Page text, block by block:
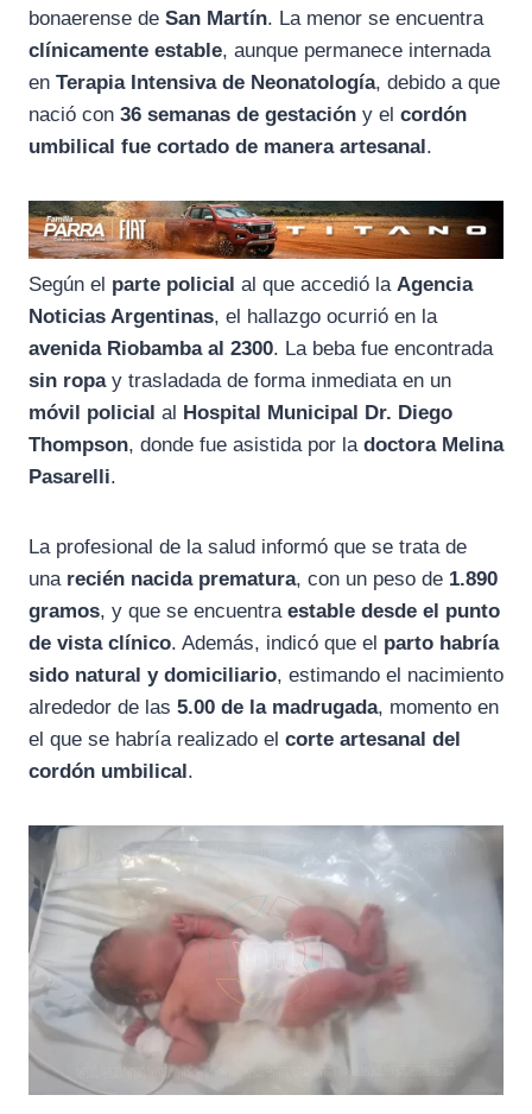
b
o
o
k
g
r
a
m
s
A
p
p
bonaerense de San Martín. La menor se encuentra
clínicamente estable, aunque permanece internada
en Terapia Intensiva de Neonatología, debido a que
nació con 36 semanas de gestación y el cordón
umbilical fue cortado de manera artesanal.
Según el parte policial al que accedió la Agencia
Noticias Argentinas, el hallazgo ocurrió en la
avenida Riobamba al 2300. La beba fue encontrada
sin ropay trasladada de forma inmediata en un
móvil policial al Hospital Municipal Dr. Diego
Thompson, donde fue asistida por la doctora Melina
Pasarelli.
La profesional de la salud informó que se trata de
una recién nacida prematura, con un peso de 1.890
gramos, y que se encuentra estable desde el punto
de vista clínico. Además, indicó que el parto habría
sido natural y domiciliario, estimando el nacimiento
alrededor de las 5.00 de la madrugada, momento en
el que se habría realizado el corte artesanal del
cordón umbilical.